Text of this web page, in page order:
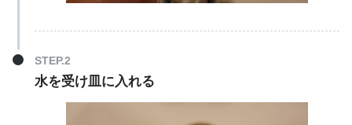
水を受け皿に入れる